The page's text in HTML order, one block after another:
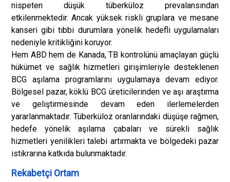
nispeten düşük tüberküloz prevalansından
etkilenmektedir. Ancak yüksek riskli gruplara ve mesane
kanseri gibi tıbbi durumlara yönelik hedefli uygulamaları
nedeniyle kritikliğini koruyor.
Hem ABD hem de Kanada, TB kontrolünü amaçlayan güçlü
hükümet ve sağlık hizmetleri girişimleriyle desteklenen
BCG aşılama programlarını uygulamaya devam ediyor.
Bölgesel pazar, köklü BCG üreticilerinden ve aşı araştırma
ve geliştirmesinde devam eden ilerlemelerden
yararlanmaktadır. Tüberküloz oranlarındaki düşüşe rağmen,
hedefe yönelik aşılama çabaları ve sürekli sağlık
hizmetleri yenilikleri talebi artırmakta ve bölgedeki pazar
istikrarına katkıda bulunmaktadır.
Rekabetçi Ortam